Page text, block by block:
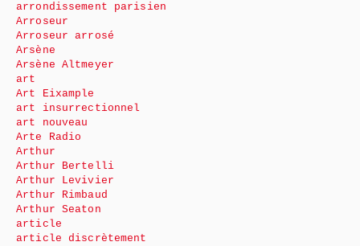
arrondissement parisien
Arroseur
Arroseur arrosé
Arsène
Arsène Altmeyer
art
Art Eixample
art insurrectionnel
art nouveau
Arte Radio
Arthur
Arthur Bertelli
Arthur Levivier
Arthur Rimbaud
Arthur Seaton
article
article discrètement